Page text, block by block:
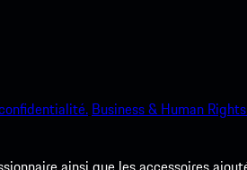
Business & Human